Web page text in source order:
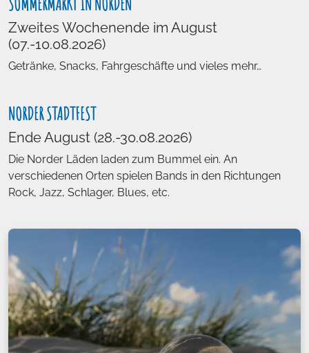
Zweites Wochenende im August
(07.-10.08.2026)
Getränke, Snacks, Fahrgeschäfte und vieles mehr…
NORDER STADTFEST
Ende August (28.-30.08.2026)
Die Norder Läden laden zum Bummel ein. An
verschiedenen Orten spielen Bands in den Richtungen
Rock, Jazz, Schlager, Blues, etc.